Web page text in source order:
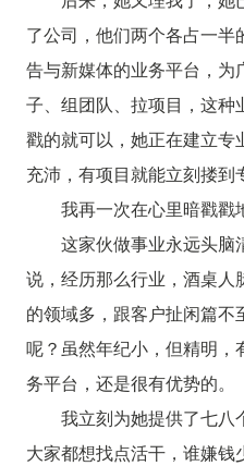
了公司，他们两个各占一
告与新媒体的业务平台，为
子、组团队、拉项目，这
戳的就可以，她正在建立
充沛，有项目就能立刻搂到
我再一次在心里暗戳戳
这家伙做事业永远头脑
说，经历那么行业，酒桌人
的领域多，跟客户扯闲篇
呢？虽然年纪小，但精明，
务平台，还是很有优势的。
我立刻为她提供了七八
大家都想找点活干，谁嫌